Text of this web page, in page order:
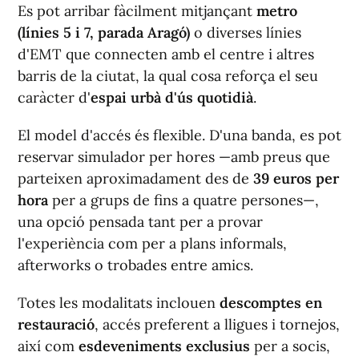
Es pot arribar fàcilment mitjançant metro
(línies 5 i 7, parada Aragó) o diverses línies
d'EMT que connecten amb el centre i altres
barris de la ciutat, la qual cosa reforça el seu
caràcter d'espai urbà d'ús quotidià.
El model d'accés és flexible. D'una banda, es pot
reservar simulador per hores —amb preus que
parteixen aproximadament des de 39 euros per
hora per a grups de fins a quatre persones—,
una opció pensada tant per a provar
l'experiència com per a plans informals,
afterworks o trobades entre amics.
Totes les modalitats inclouen descomptes en
restauració, accés preferent a lligues i tornejos,
així com esdeveniments exclusius per a socis,